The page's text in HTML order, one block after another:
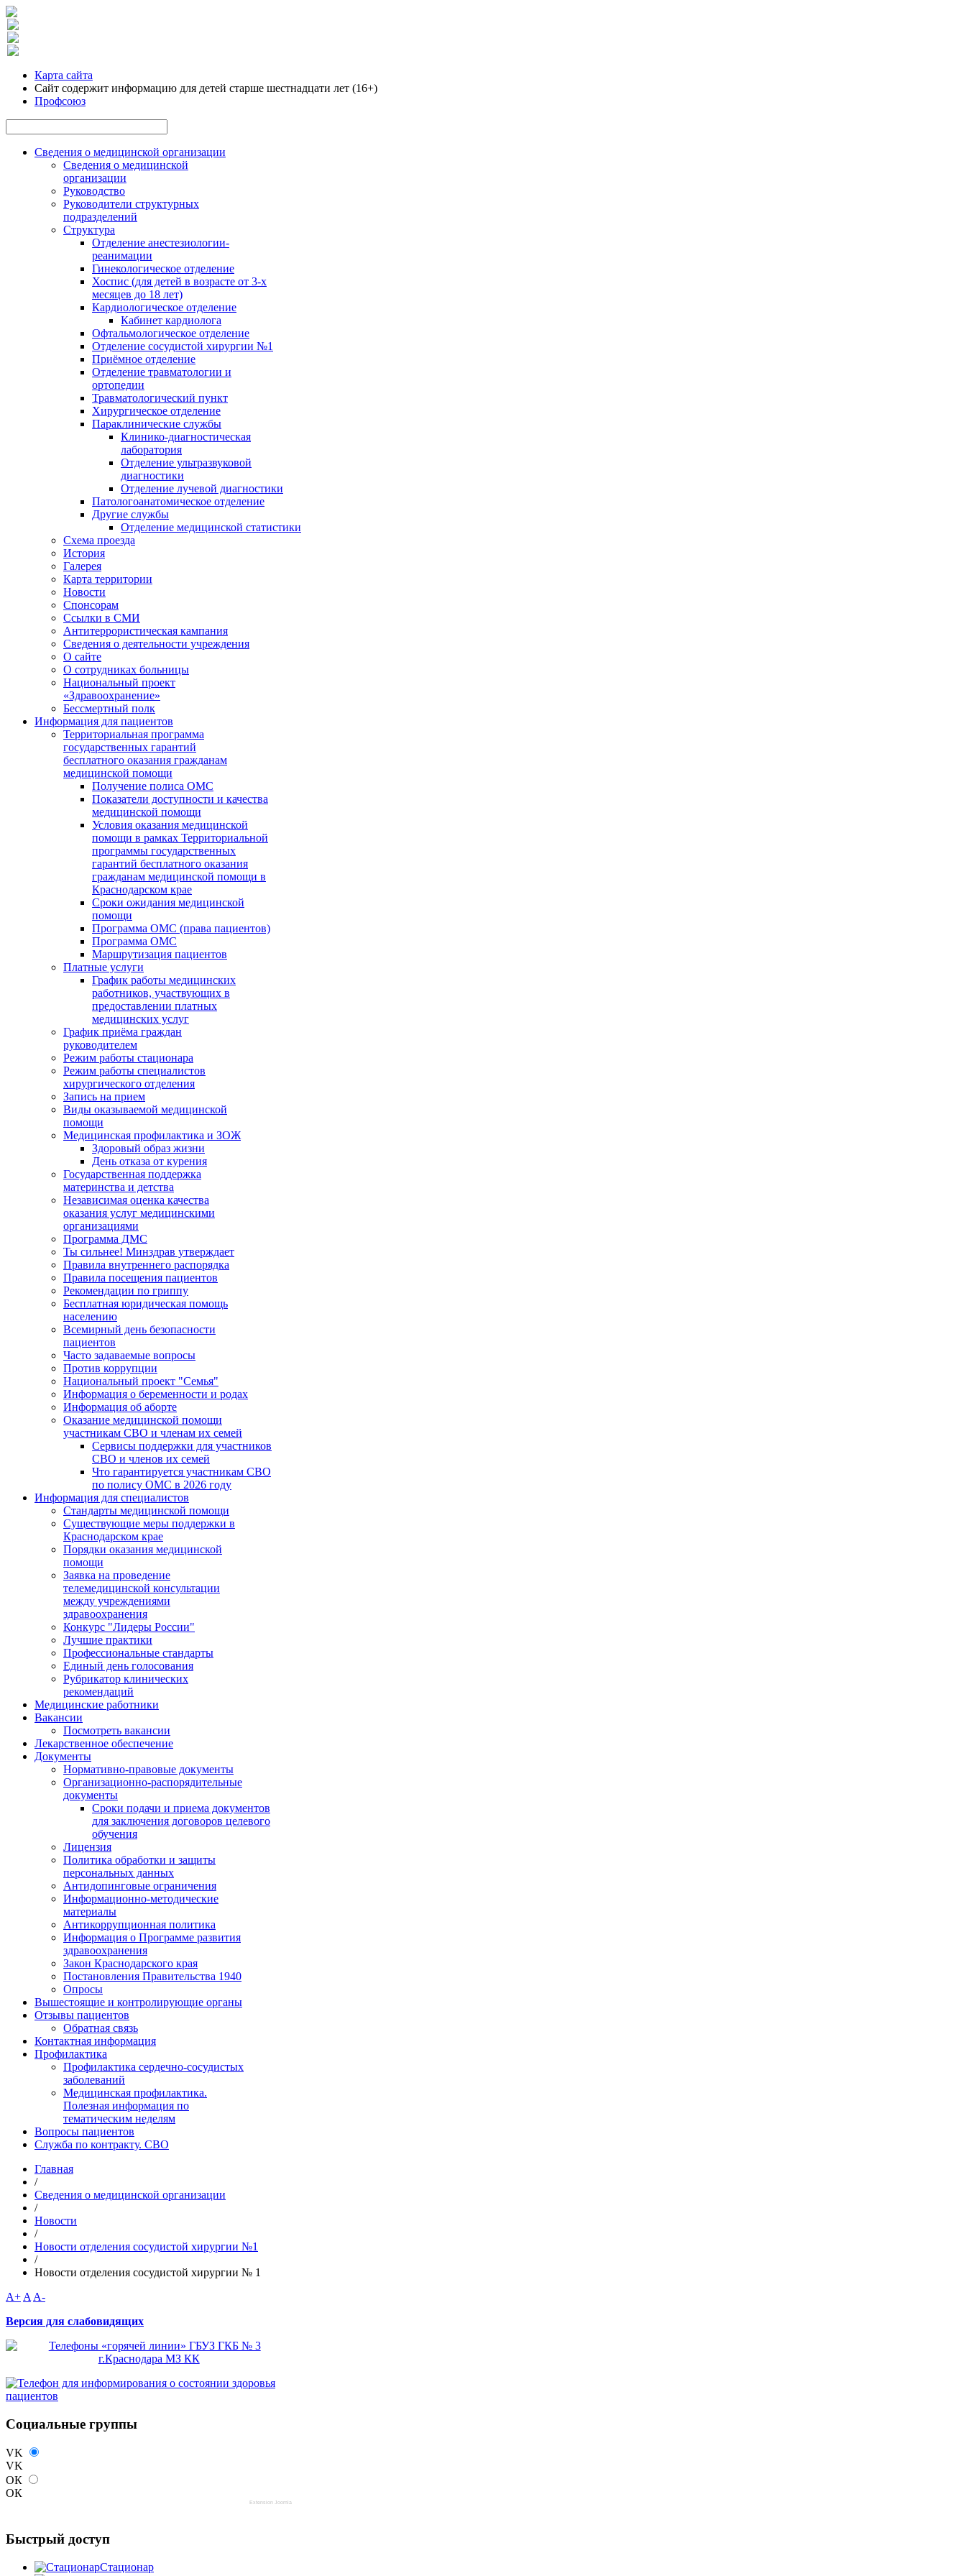
Карта сайта
Сайт содержит информацию для детей старше шестнадцати лет (16+)
Профсоюз
Сведения о медицинской организации
Сведения о медицинской
организации
Руководство
Руководители структурных
подразделений
Структура
Отделение анестезиологии-
реанимации
Гинекологическое отделение
Хоспис (для детей в возрасте от 3-х
месяцев до 18 лет)
Кардиологическое отделение
Кабинет кардиолога
Офтальмологическое отделение
Отделение сосудистой хирургии №1
Приёмное отделение
Отделение травматологии и
ортопедии
Травматологический пункт
Хирургическое отделение
Параклинические службы
Клинико-диагностическая
лаборатория
Отделение ультразвуковой
диагностики
Отделение лучевой диагностики
Патологоанатомическое отделение
Другие службы
Отделение медицинской статистики
Схема проезда
История
Галерея
Карта территории
Новости
Спонсорам
Ссылки в СМИ
Антитеррористическая кампания
Сведения о деятельности учреждения
О сайте
О сотрудниках больницы
Национальный проект
«Здравоохранение»
Бессмертный полк
Информация для пациентов
Территориальная программа
государственных гарантий
бесплатного оказания гражданам
медицинской помощи
Получение полиса ОМС
Показатели доступности и качества
медицинской помощи
Условия оказания медицинской
помощи в рамках Территориальной
программы государственных
гарантий бесплатного оказания
гражданам медицинской помощи в
Краснодарском крае
Сроки ожидания медицинской
помощи
Программа ОМС (права пациентов)
Программа ОМС
Маршрутизация пациентов
Платные услуги
График работы медицинских
работников, участвующих в
предоставлении платных
медицинских услуг
График приёма граждан
руководителем
Режим работы стационара
Режим работы специалистов
хирургического отделения
Запись на прием
Виды оказываемой медицинской
помощи
Медицинская профилактика и ЗОЖ
Здоровый образ жизни
День отказа от курения
Государственная поддержка
материнства и детства
Независимая оценка качества
оказания услуг медицинскими
организациями
Программа ДМС
Ты сильнее! Минздрав утверждает
Правила внутреннего распорядка
Правила посещения пациентов
Рекомендации по гриппу
Бесплатная юридическая помощь
населению
Всемирный день безопасности
пациентов
Часто задаваемые вопросы
Против коррупции
Национальный проект "Семья"
Информация о беременности и родах
Информация об аборте
Оказание медицинской помощи
участникам СВО и членам их семей
Сервисы поддержки для участников
СВО и членов их семей
Что гарантируется участникам СВО
по полису ОМС в 2026 году
Информация для специалистов
Стандарты медицинской помощи
Существующие меры поддержки в
Краснодарском крае
Порядки оказания медицинской
помощи
Заявка на проведение
телемедицинской консультации
между учреждениями
здравоохранения
Конкурс "Лидеры России"
Лучшие практики
Профессиональные стандарты
Единый день голосования
Рубрикатор клинических
рекомендаций
Медицинские работники
Вакансии
Посмотреть вакансии
Лекарственное обеспечение
Документы
Нормативно-правовые документы
Организационно-распорядительные
документы
Сроки подачи и приема документов
для заключения договоров целевого
обучения
Лицензия
Политика обработки и защиты
персональных данных
Антидопинговые ограничения
Информационно-методические
материалы
Антикоррупционная политика
Информация о Программе развития
здравоохранения
Закон Краснодарского края
Постановления Правительства 1940
Опросы
Вышестоящие и контролирующие органы
Отзывы пациентов
Обратная связь
Контактная информация
Профилактика
Профилактика сердечно-сосудистых
заболеваний
Медицинская профилактика.
Полезная информация по
тематическим неделям
Вопросы пациентов
Служба по контракту. СВО
Главная
/
Сведения о медицинской организации
/
Новости
/
Новости отделения сосудистой хирургии №1
/
Новости отделения сосудистой хирургии № 1
A+ A A-
Версия для слабовидящих
Социальные группы
VK
VK
ОК
ОК
Extension Joomla
Быстрый доступ
Стационар